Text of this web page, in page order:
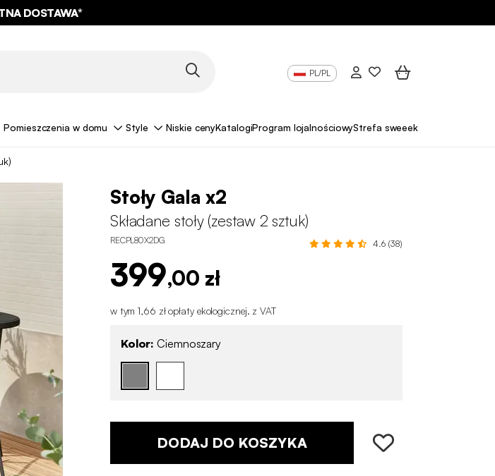
OFERTY Z KODEM
PL/PL
Pomieszczenia w domu Style Niskie cenyKatalogiProgram lojalnościowyStrefa sweeek Pro
Stoły Gala x2
Składane stoły (zestaw 2 sztuk)
RECPL80X2DG 4.6 (38)
399,00 zł
w tym 1,66 zł opłaty ekologicznej. z VAT
Kolor: Ciemnoszary
DODAJ DO KOSZYKA